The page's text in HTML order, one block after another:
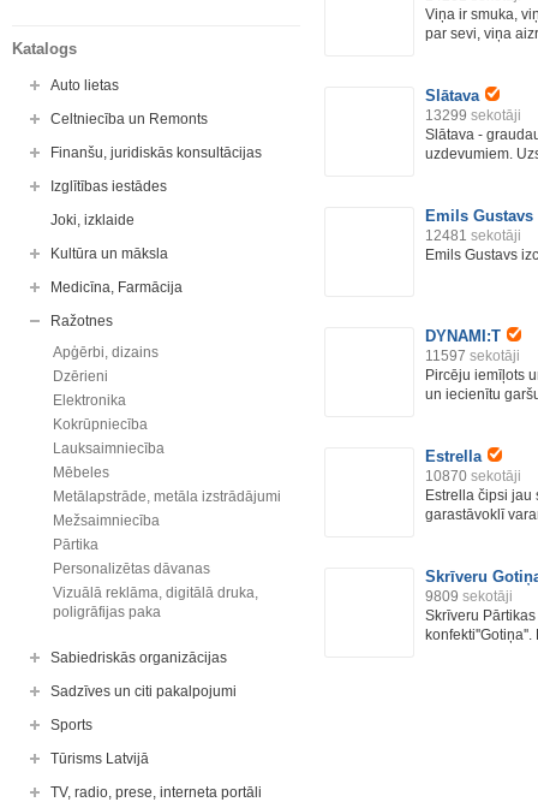
Katalogs
Auto lietas
Celtniecība un Remonts
Finanšu, juridiskās konsultācijas
Izglītības iestādes
Joki, izklaide
Kultūra un māksla
Medicīna, Farmācija
Ražotnes
Apģērbi, dizains
Dzērieni
Elektronika
Kokrūpniecība
Lauksaimniecība
Mēbeles
Metālapstrāde, metāla izstrādājumi
Mežsaimniecība
Pārtika
Personalizētas dāvanas
Vizuālā reklāma, digitālā druka,
poligrāfijas paka
Sabiedriskās organizācijas
Sadzīves un citi pakalpojumi
Sports
Tūrisms Latvijā
TV, radio, prese, interneta portāli
Viņa ir smuka,
par sevi, viņa
Slātava
13299 sekotāji
Slātava -
uzdevumiem.
Emils Gustavs
12481 sekotāji
Emils Gustavs
DYNAMI:T
11597 sekotāji
Pircēju iemīļots
un iecienītu
Estrella
10870 sekotāji
Estrella čipsi jau
garastāvoklī
Skrīveru
9809 sekotāji
Skrīveru
konfekti''Gotiņa''.